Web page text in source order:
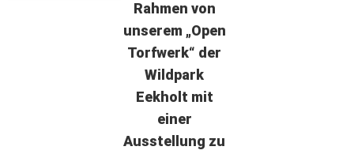
Rahmen von
unserem „Open
Torfwerk“ der
Wildpark
Eekholt mit
einer
Ausstellung zu